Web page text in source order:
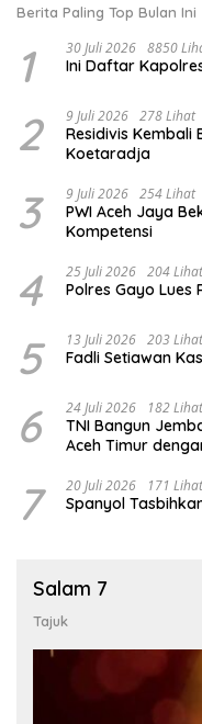
Berita Paling Top Bulan Ini
1 30 Juli 2026 8850
Ini Daftar
2 9 Juli 2026 278 Lihat
Residivis Kembali
Koetaradja
3 9 Juli 2026 254 Lihat
PWI Aceh Jaya
Kompetensi
4 25 Juli 2026 204 Lihat
Polres Gayo Lues
5 13 Juli 2026 203 Lihat
Fadli Setiawan
6 24 Juli 2026 182 Lihat
TNI Bangun
Aceh Timur
7 20 Juli 2026 171 Lihat
Spanyol
Salam 7
Tajuk